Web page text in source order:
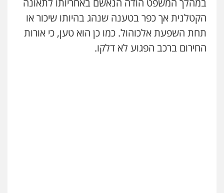
הקטלנית אך כפר בטענה שנהג בהיותו שיכור או
תחת השפעת אלכוהול. כמו כן הוא טען, כי אורות
החירום ברכב הפגוע לא דלקו.